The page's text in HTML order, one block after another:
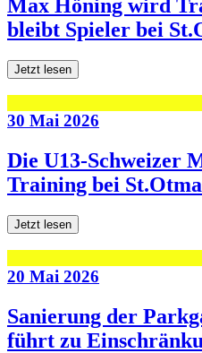
Max Höning wird
bleibt Spieler bei
Jetzt lesen
30 Mai 2026
Die U13-Schweizer
Training bei
Jetzt lesen
20 Mai 2026
Sanierung der
führt zu